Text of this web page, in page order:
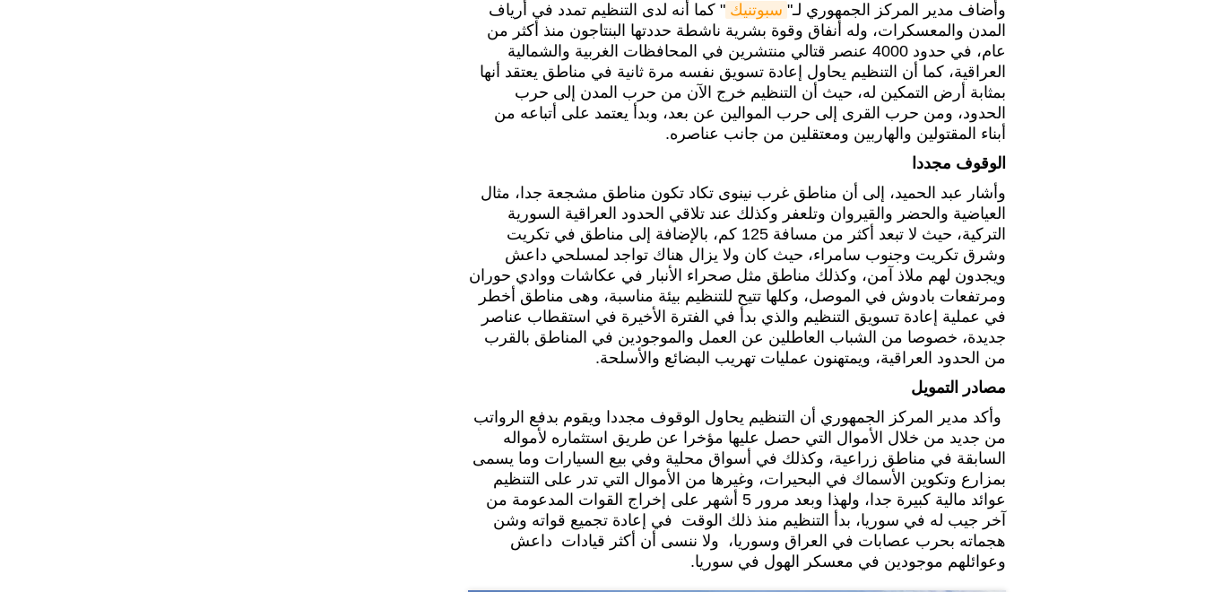
وأضاف مدير المركز الجمهوري لـ" سبوتنيك " كما أنه لدى التنظيم تمدد في أرياف
المدن والمعسكرات، وله أنفاق وقوة بشرية ناشطة حددتها البنتاجون منذ أكثر من
عام، في حدود 4000 عنصر قتالي منتشرين في المحافظات الغربية والشمالية
العراقية، كما أن التنظيم يحاول إعادة تسويق نفسه مرة ثانية في مناطق يعتقد أنها
بمثابة أرض التمكين له، حيث أن التنظيم خرج الآن من حرب المدن إلى حرب
الحدود، ومن حرب القرى إلى حرب الموالين عن بعد، وبدأ يعتمد على أتباعه من
أبناء المقتولين والهاربين ومعتقلين من جانب عناصره.
الوقوف مجددا
وأشار عبد الحميد، إلى أن مناطق غرب نينوى تكاد تكون مناطق مشجعة جدا، مثال
العياضية والحضر والقيروان وتلعفر وكذلك عند تلاقي الحدود العراقية السورية
التركية، حيث لا تبعد أكثر من مسافة 125 كم، بالإضافة إلى مناطق في تكريت
وشرق تكريت وجنوب سامراء، حيث كان ولا يزال هناك تواجد لمسلحي داعش
ويجدون لهم ملاذ آمن، وكذلك مناطق مثل صحراء الأنبار في عكاشات ووادي حوران
ومرتفعات بادوش في الموصل، وكلها تتيح للتنظيم بيئة مناسبة، وهى مناطق أخطر
في عملية إعادة تسويق التنظيم والذي بدأ في الفترة الأخيرة في استقطاب عناصر
جديدة، خصوصا من الشباب العاطلين عن العمل والموجودين في المناطق بالقرب
من الحدود العراقية، ويمتهنون عمليات تهريب البضائع والأسلحة.
مصادر التمويل
وأكد مدير المركز الجمهوري أن التنظيم يحاول الوقوف مجددا ويقوم بدفع الرواتب
من جديد من خلال الأموال التي حصل عليها مؤخرا عن طريق استثماره لأمواله
السابقة في مناطق زراعية، وكذلك في أسواق محلية وفي بيع السيارات وما يسمى
بمزارع وتكوين الأسماك في البحيرات، وغيرها من الأموال التي تدر على التنظيم
عوائد مالية كبيرة جدا، ولهذا وبعد مرور 5 أشهر على إخراج القوات المدعومة من
آخر جيب له في سوريا، بدأ التنظيم منذ ذلك الوقت في إعادة تجميع قواته وشن
هجماته بحرب عصابات في العراق وسوريا، ولا ننسى أن أكثر قيادات داعش
وعوائلهم موجودين في معسكر الهول في سوريا.